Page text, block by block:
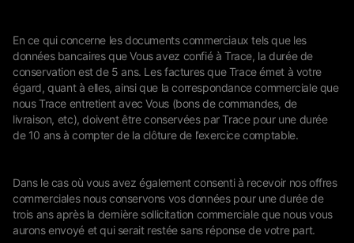
En ce qui concerne les documents commerciaux tels que les
données bancaires que Vous avez confié à Trace, la durée de
conservation est de 5 ans. Les factures que Trace émet à votre
égard, quant à elles, ainsi que la correspondance commerciale que
nous Trace entretient avec Vous (bons de commandes, de
livraison, etc), doivent être conservées par Trace pour une durée
de 10 ans à compter de la clôture de l’exercice comptable.
Dans le cas où vous avez également consenti à recevoir nos offres
commerciales nous conservons vos données pour une durée de
trois ans après la dernière sollicitation commerciale que nous vous
aurons envoyé et qui serait restée sans réponse de votre part.